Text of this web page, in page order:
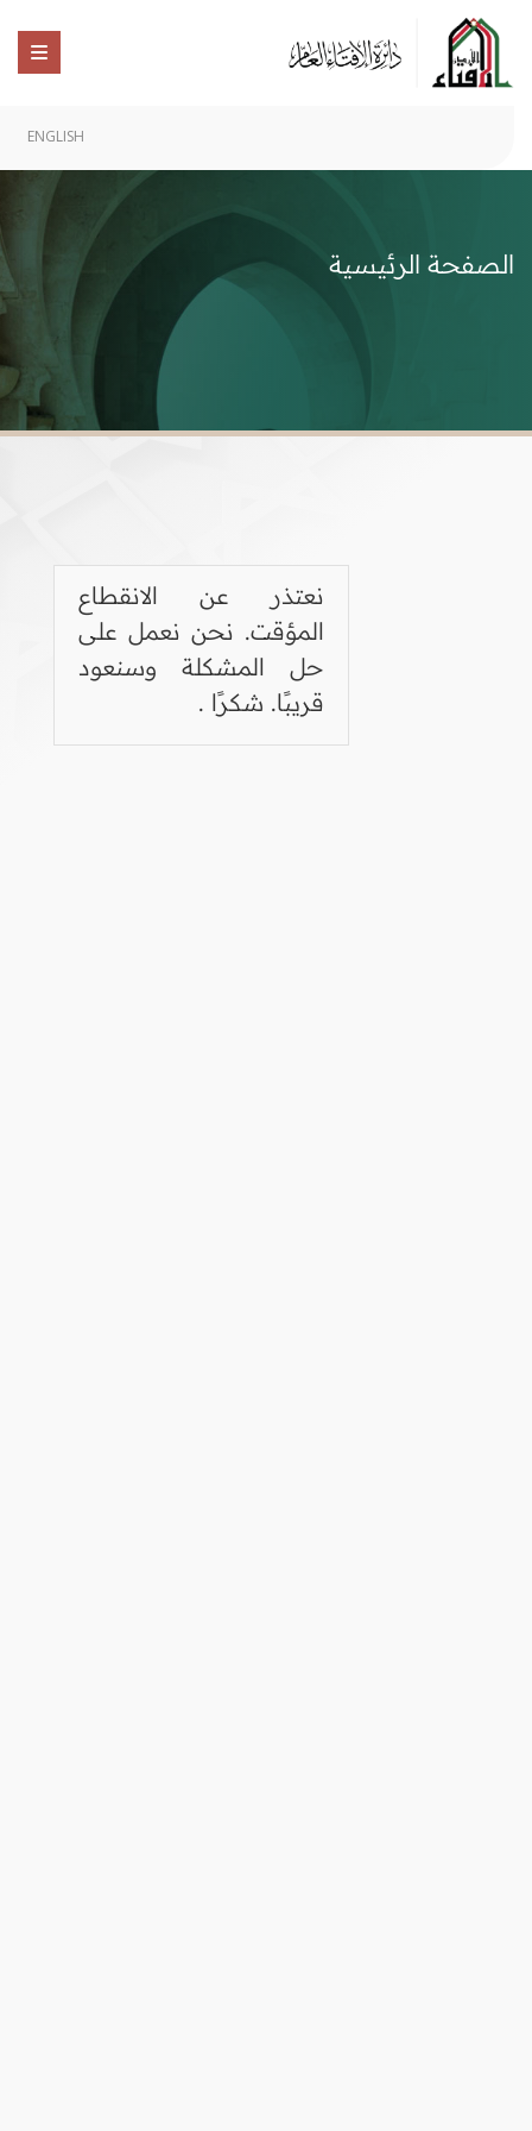
ENGLISH
الصفحة الرئيسية
نعتذر عن الانقطاع
المؤقت. نحن نعمل على
حل المشكلة وسنعود
قريبًا. شكرًا .